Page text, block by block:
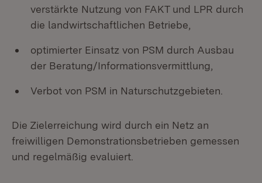
verstärkte Nutzung von FAKT und LPR durch
die landwirtschaftlichen Betriebe,
optimierter Einsatz von PSM durch Ausbau
der Beratung/Informationsvermittlung,
Verbot von PSM in Naturschutzgebieten.
Die Zielerreichung wird durch ein Netz an
freiwilligen Demonstrationsbetrieben gemessen
und regelmäßig evaluiert.